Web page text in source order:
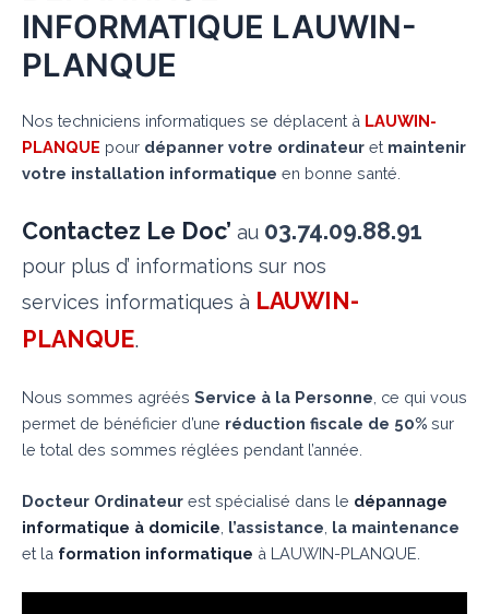
INFORMATIQUE LAUWIN-
PLANQUE
Nos techniciens informatiques se déplacent à LAUWIN-
PLANQUE pour dépanner votre ordinateur et maintenir
votre installation informatique en bonne santé.
Contactez Le Doc’ au 03.74.09.88.91
pour plus d’ informations sur nos
services informatiques à LAUWIN-
PLANQUE.
Nous sommes agréés Service à la Personne , ce qui vous
permet de bénéficier d’une réduction fiscale de 50% sur
le total des sommes réglées pendant l’année.
Docteur Ordinateur est spécialisé dans le dépannage
informatique à domicile l’assistance la maintenance
et la formation informatique à LAUWIN-PLANQUE.